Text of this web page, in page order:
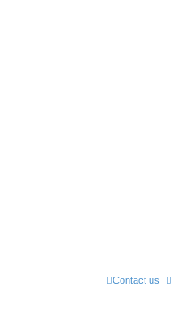
Contact us